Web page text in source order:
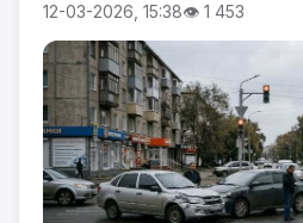
12-03-2026, 15:38👁 1 453